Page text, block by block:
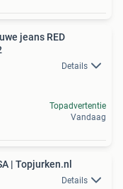
jeans RED
Details
Topadvertentie
Vandaag
| Topjurken.nl
Details